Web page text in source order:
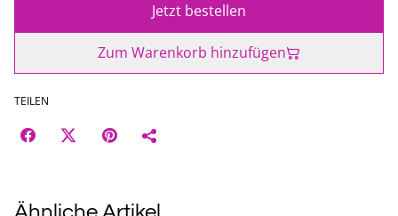
Jetzt bestellen
Zum Warenkorb hinzufügen
TEILEN